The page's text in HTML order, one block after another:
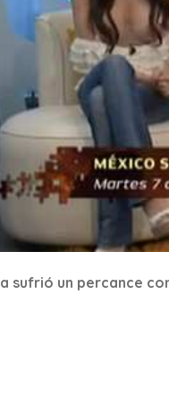
sufrió un percance